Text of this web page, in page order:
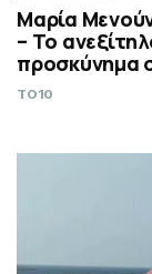
Μαρία
– Το
προσκύνημα
TO10